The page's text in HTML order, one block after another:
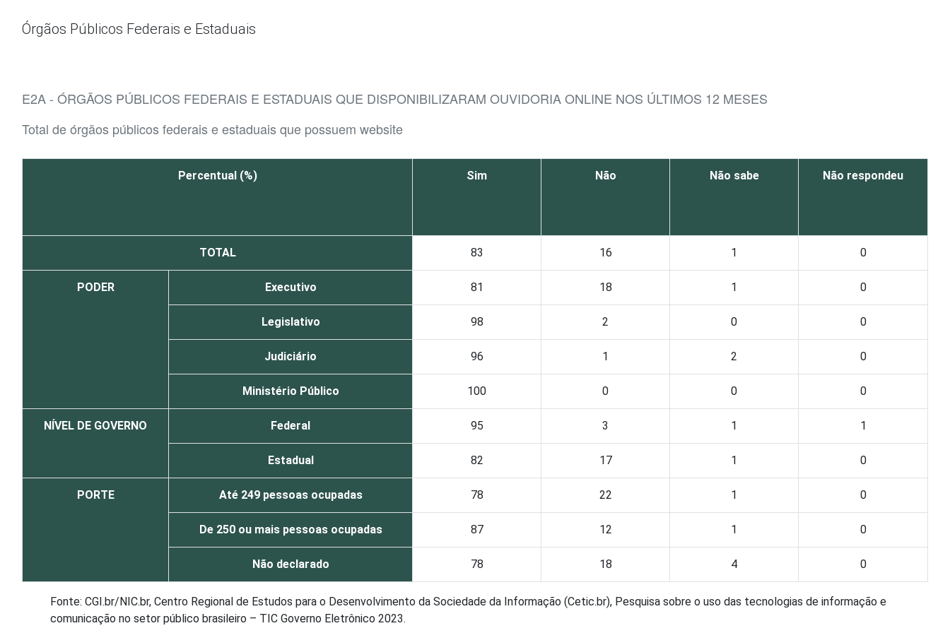
Órgãos Públicos Federais e Estaduais
E2A - ÓRGÃOS PÚBLICOS FEDERAIS E ESTADUAIS QUE DISPONIBILIZARAM OUVIDORIA ONLINE NOS ÚLTIMOS 12 MESES
Total de órgãos públicos federais e estaduais que possuem website
Percentual (%) Sim Não Não sabe Não respondeu
TOTAL 83 16 1 0
PODER Executivo 81 18 1 0
Legislativo 98 2 0 0
Judiciário 96 1 2 0
Ministério Público 100 0 0 0
NÍVEL DE GOVERNO Federal 95 3 1 1
Estadual 82 17 1 0
PORTE Até 249 pessoas ocupadas 78 22 1 0
De 250 ou mais pessoas ocupadas 87 12 1 0
Não declarado 78 18 4 0
Fonte: CGI.br/NIC.br, Centro Regional de Estudos para o Desenvolvimento da Sociedade da Informação (Cetic.br), Pesquisa sobre o uso das tecnologias de informação e
comunicação no setor público brasileiro – TIC Governo Eletrônico 2023.